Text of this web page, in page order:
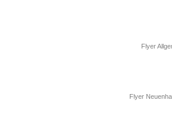
Flyer
Flyer